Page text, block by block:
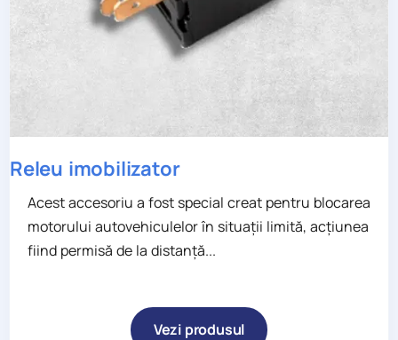
Releu imobilizator
Acest accesoriu a fost special creat pentru blocarea
motorului autovehiculelor în situații limită, acțiunea
fiind permisă de la distanță...
Vezi produsul